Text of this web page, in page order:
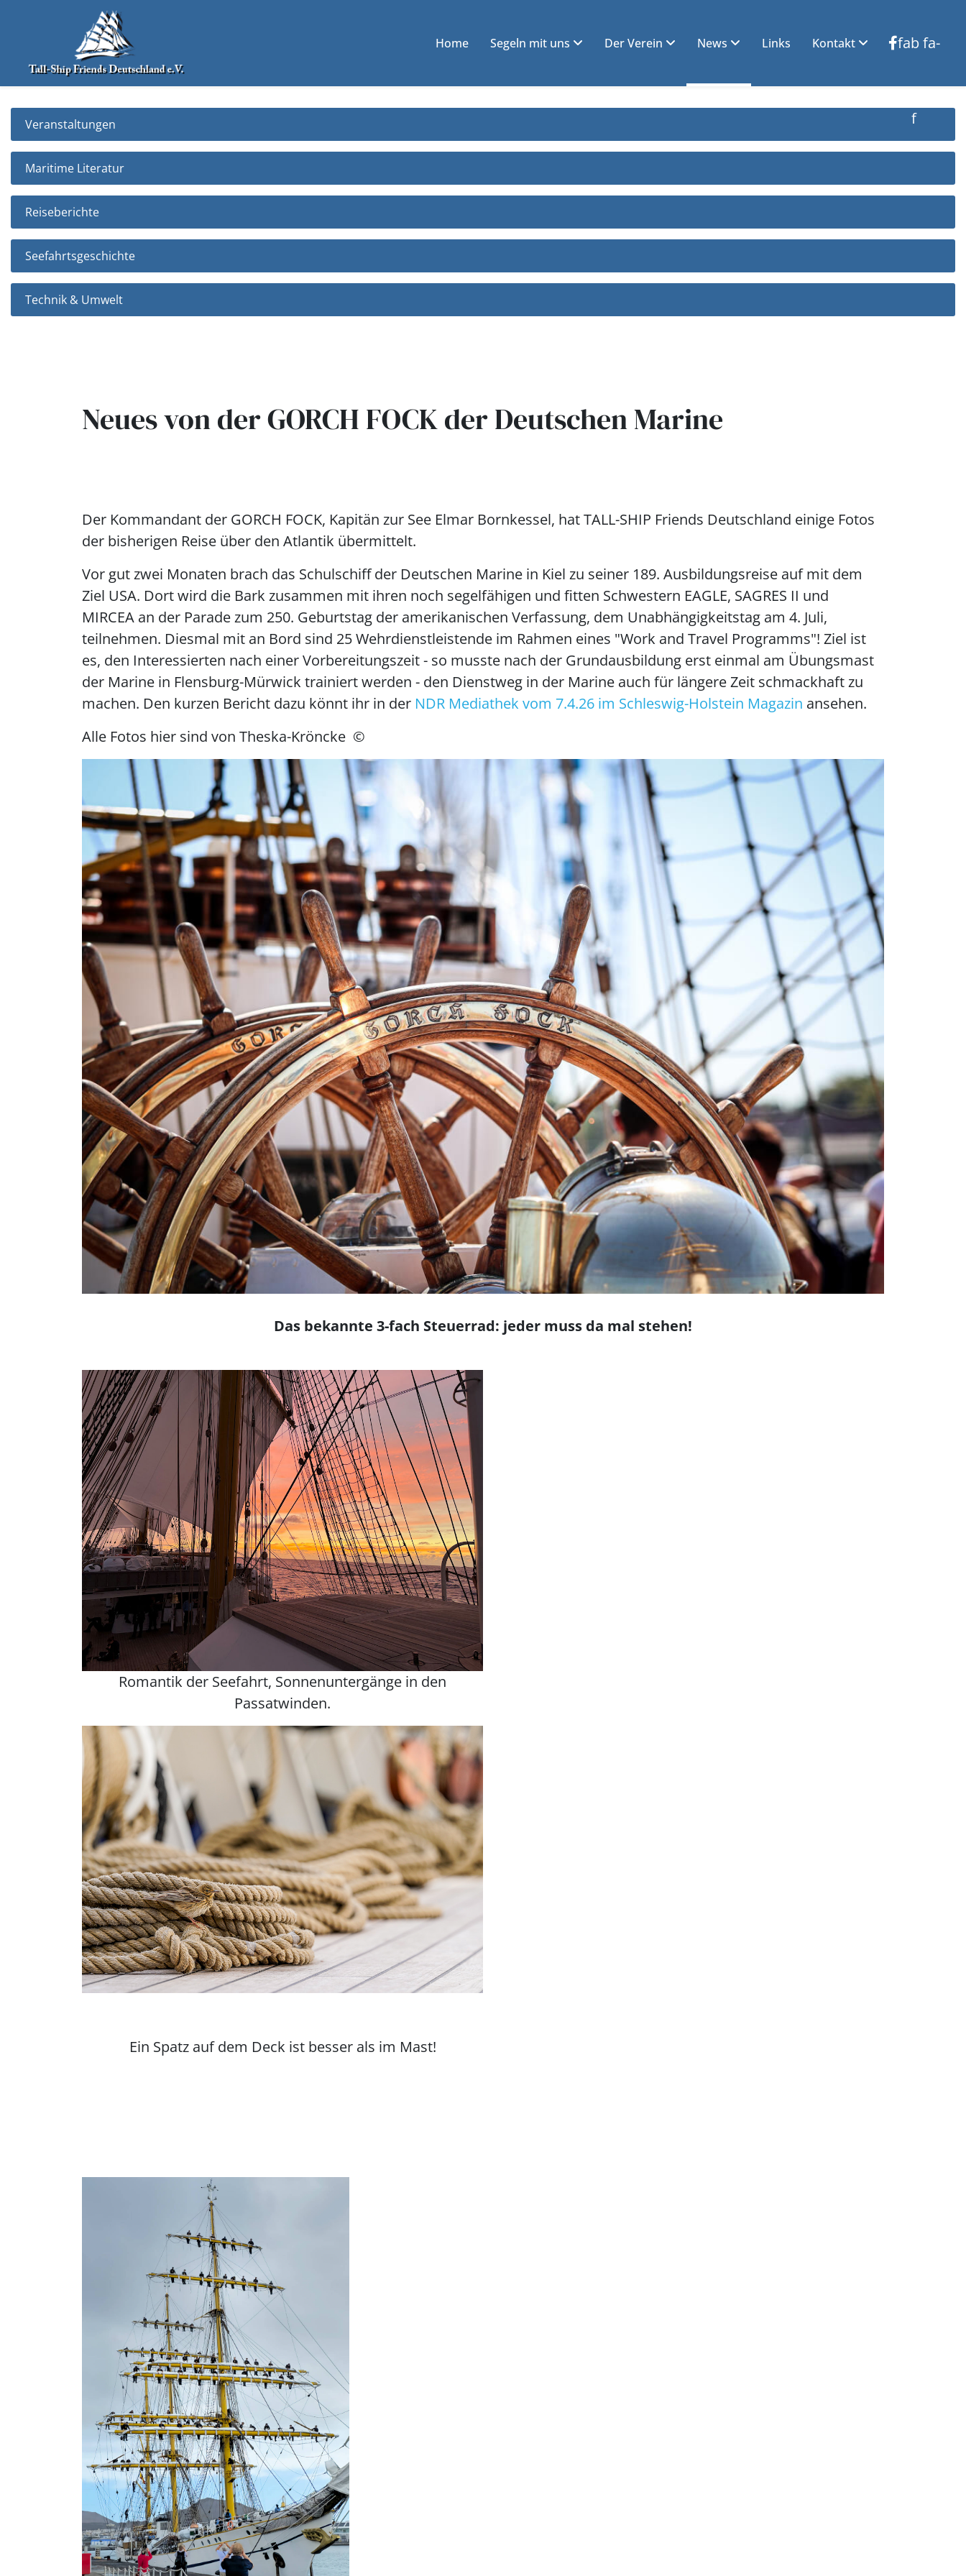
fab fa-
f
Home Segeln mit uns Der Verein News Links Kontakt
Veranstaltungen
Maritime Literatur
Reiseberichte
Seefahrtsgeschichte
Technik & Umwelt
Neues von der GORCH FOCK der Deutschen Marine
Der Kommandant der GORCH FOCK, Kapitän zur See Elmar Bornkessel, hat TALL-SHIP Friends Deutschland einige Fotos
der bisherigen Reise über den Atlantik übermittelt.
Vor gut zwei Monaten brach das Schulschiff der Deutschen Marine in Kiel zu seiner 189. Ausbildungsreise auf mit dem
Ziel USA. Dort wird die Bark zusammen mit ihren noch segelfähigen und fitten Schwestern EAGLE, SAGRES II und
MIRCEA an der Parade zum 250. Geburtstag der amerikanischen Verfassung, dem Unabhängigkeitstag am 4. Juli,
teilnehmen. Diesmal mit an Bord sind 25 Wehrdienstleistende im Rahmen eines "Work and Travel Programms"! Ziel ist
es, den Interessierten nach einer Vorbereitungszeit - so musste nach der Grundausbildung erst einmal am Übungsmast
der Marine in Flensburg-Mürwick trainiert werden - den Dienstweg in der Marine auch für längere Zeit schmackhaft zu
machen. Den kurzen Bericht dazu könnt ihr in der NDR Mediathek vom 7.4.26 im Schleswig-Holstein Magazin ansehen.
Alle Fotos hier sind von Theska-Kröncke ©
Das bekannte 3-fach Steuerrad: jeder muss da mal stehen!
Romantik der Seefahrt, Sonnenuntergänge in den
Passatwinden.
Ein Spatz auf dem Deck ist besser als im Mast!